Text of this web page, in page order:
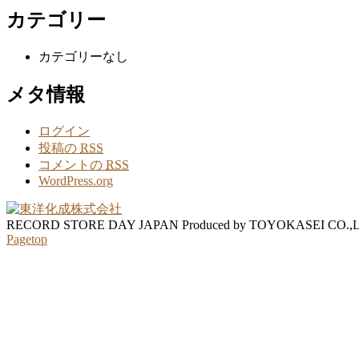
カテゴリー
カテゴリーなし
メタ情報
ログイン
投稿の RSS
コメントの RSS
WordPress.org
RECORD STORE DAY JAPAN Produced by TOYOKASEI
Pagetop